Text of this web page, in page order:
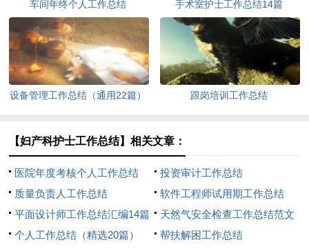
车间年终个人工作总结 手术室护士工作总结14篇
设备管理工作总结（通用22篇） 跟岗培训工作总结
【妇产科护士工作总结】相关文章：
医院年度考核个人工作总结
投资审计工作总结
质量负责人工作总结
软件工程师试用期工作总结
平面设计师工作总结汇编14篇
天然气安全检查工作总结范文
（通用11篇）
个人工作总结（精选20篇） 帮扶解困工作总结